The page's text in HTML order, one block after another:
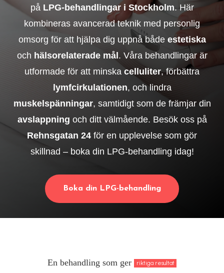
på LPG-behandlingar i Stockholm. Här
kombineras avancerad teknik med personlig
omsorg för att hjälpa dig uppnå både estetiska
och hälsorelaterade mål . Våra behandlingar är
utformade för att minska celluliter, förbättra
lymfcirkulationen, och lindra
muskelspänningar, samtidigt som de främjar din
avslappning och ditt välmående. Besök oss på
Rehnsgatan 24 för en upplevelse som gör
skillnad – boka din LPG-behandling idag!
Boka din LPG-behandling
En behandling som ger riktiga resultat